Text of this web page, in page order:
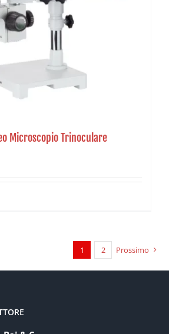
Microscopio Trinoculare
1 2 Prossimo